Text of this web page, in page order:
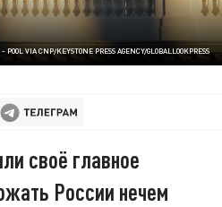
POOL VIA CNP/KEYSTONE PRESS AGENCY/GLOBALLOOKPRESS
своё главное
России нечем